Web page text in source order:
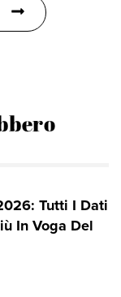
Tutti I Dati
In Voga Del